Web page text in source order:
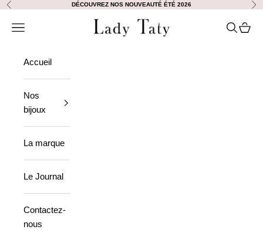
Passer au contenu
Précédent DÉCOUVREZ NOS NOUVEAUTÉ ÉTÉ 2026
Lady Taty
Ouvrir la navigation Ouvrir la
Voir
Accueil
Nos
bijoux
La marque
Le Journal
Contactez-
nous